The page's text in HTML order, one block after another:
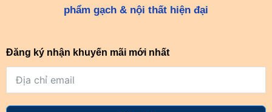
phẩm gạch & nội thất hiện đại
Đăng ký nhận khuyến mãi mới nhất